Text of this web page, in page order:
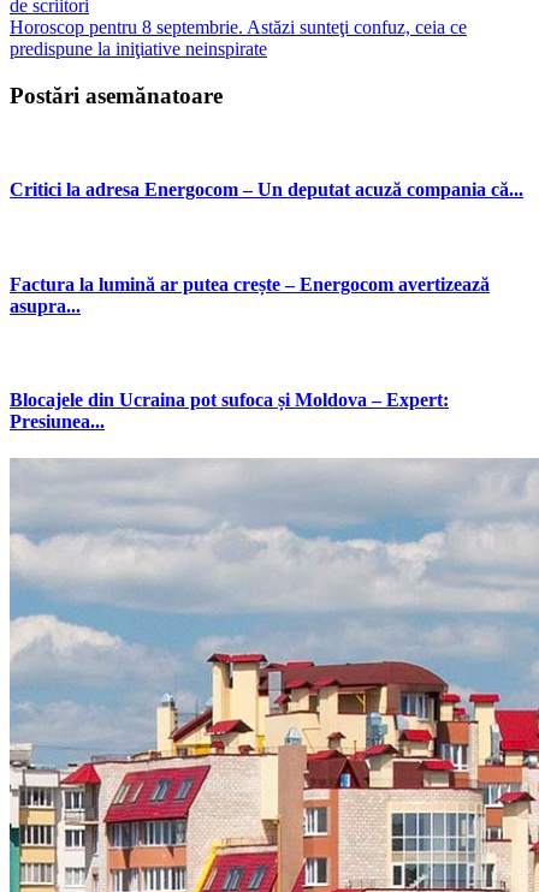
de scriitori
Horoscop pentru 8 septembrie. Astăzi sunteţi confuz, ceia ce
predispune la iniţiative neinspirate
Postări asemănatoare
Critici la adresa Energocom – Un deputat acuză compania că...
Factura la lumină ar putea crește – Energocom avertizează
asupra...
Blocajele din Ucraina pot sufoca și Moldova – Expert:
Presiunea...